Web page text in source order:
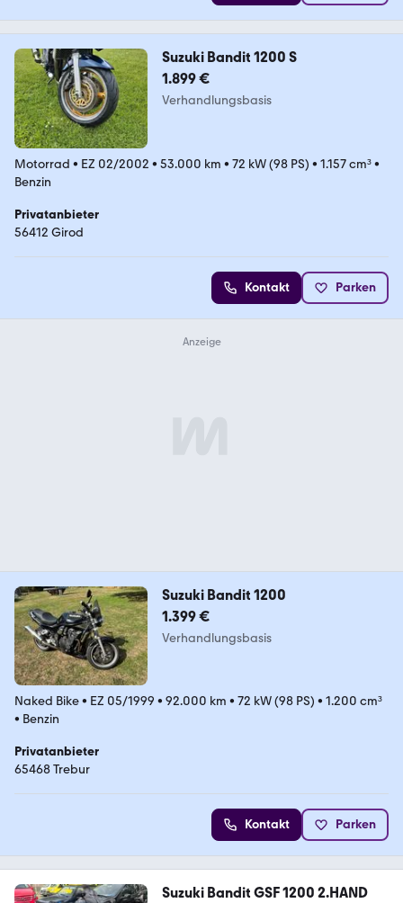
Suzuki Bandit 1200 S
1.899 €
Verhandlungsbasis
Motorrad • EZ 02/2002 • 53.000 km • 72 kW (98 PS) • 1.157 cm³•
Benzin
Privatanbieter
56412 Girod
Kontakt Parken
Suzuki Bandit 1200
1.399 €
Verhandlungsbasis
Naked Bike• EZ 05/1999 • 92.000 km • 72 kW (98 PS) • 1.200 cm³
• Benzin
Privatanbieter
65468 Trebur
Kontakt Parken
Suzuki Bandit GSF 1200 2.HAND